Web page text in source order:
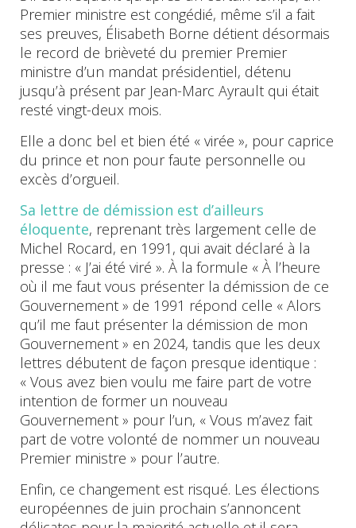
Premier ministre est congédié, même s’il a fait
ses preuves, Élisabeth Borne détient désormais
le record de brièveté du premier Premier
ministre d’un mandat présidentiel, détenu
jusqu’à présent par Jean-Marc Ayrault qui était
resté vingt-deux mois.
Elle a donc bel et bien été « virée », pour caprice
du prince et non pour faute personnelle ou
excès d’orgueil.
Sa lettre de démission est d’ailleurs
éloquente, reprenant très largement celle de
Michel Rocard, en 1991, qui avait déclaré à la
presse : « J’ai été viré ». À la formule « À l’heure
où il me faut vous présenter la démission de ce
Gouvernement » de 1991 répond celle « Alors
qu’il me faut présenter la démission de mon
Gouvernement » en 2024, tandis que les deux
lettres débutent de façon presque identique :
« Vous avez bien voulu me faire part de votre
intention de former un nouveau
Gouvernement » pour l’un, « Vous m’avez fait
part de votre volonté de nommer un nouveau
Premier ministre » pour l’autre.
Enfin, ce changement est risqué. Les élections
européennes de juin prochain s’annoncent